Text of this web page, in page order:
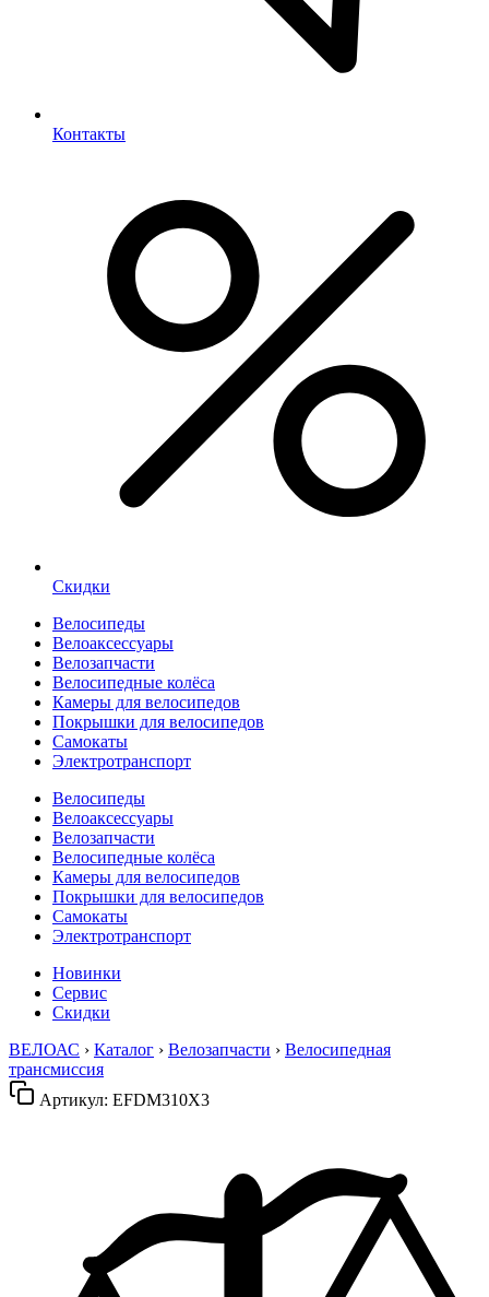
Контакты
Скидки
Велосипеды
Велоаксессуары
Велозапчасти
Велосипедные колёса
Камеры для велосипедов
Покрышки для велосипедов
Самокаты
Электротранспорт
Велосипеды
Велоаксессуары
Велозапчасти
Велосипедные колёса
Камеры для велосипедов
Покрышки для велосипедов
Самокаты
Электротранспорт
Новинки
Сервис
Скидки
ВЕЛОАС › Каталог › Велозапчасти › Велосипедная
трансмиссия
Артикул: EFDM310X3